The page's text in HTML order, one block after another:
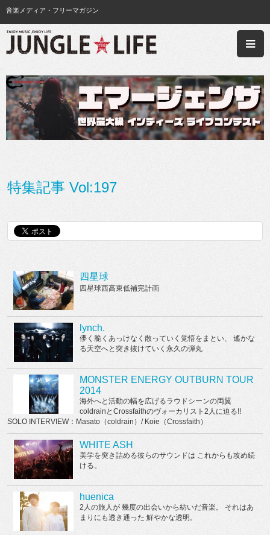
音楽メディア・フリーマガジン
特集記事 Vol:197
四星球
四星球西高東低補完計画
lynch.
儚く脆くあっけなく散っていく覚悟をまとい、 遙かな
る天空へと突き抜けていく永久の弾丸
MONSTER ENERGY OUTBURN TOUR
2014
海外へと活動の幅を広げるラウドシーンの両翼
coldrainとCrossfaithのヴォーカリスト2人に迫る!!
SOLO INTERVIEW：Masato（coldrain）/ Koie（Crossfaith）
WHITE ASH
美学を突き詰める彼らのサウンドは これからも攻め続
ける。
huenica
2人の旅人が 幾度の出会いから紡いだ音楽。 それはあ
まりにも透き通った 鮮やかな透明。